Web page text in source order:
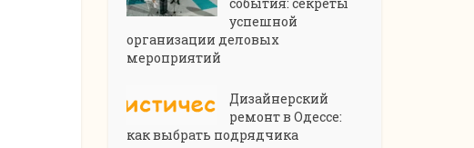
успешной
организации деловых
мероприятий
Дизайнерский
ремонт в Одессе:
как выбрать подрядчика